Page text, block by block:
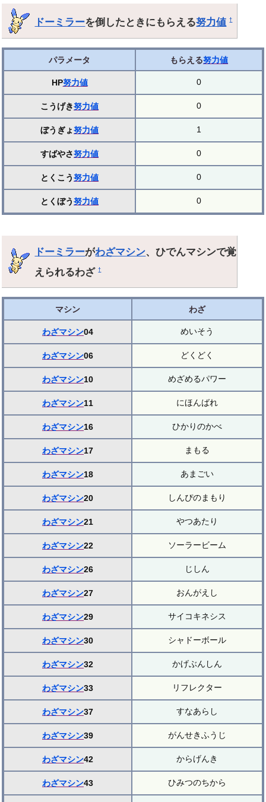
ドーミラーを倒したときにもらえる努力値 †
パラメータ もらえる努力値
HP努力値 0
こうげき努力値 0
ぼうぎょ努力値 1
すばやさ努力値 0
とくこう努力値 0
とくぼう努力値 0
ドーミラーがわざマシン、ひでんマシンで覚
えられるわざ†
マシン わざ
わざマシン04 めいそう
わざマシン06 どくどく
わざマシン10 めざめるパワー
わざマシン11 にほんばれ
わざマシン16 ひかりのかべ
わざマシン17 まもる
わざマシン18 あまごい
わざマシン20 しんぴのまもり
わざマシン21 やつあたり
わざマシン22 ソーラービーム
わざマシン26 じしん
わざマシン27 おんがえし
わざマシン29 サイコキネシス
わざマシン30 シャドーボール
わざマシン32 かげぶんしん
わざマシン33 リフレクター
わざマシン37 すなあらし
わざマシン39 がんせきふうじ
わざマシン42 からげんき
わざマシン43 ひみつのちから